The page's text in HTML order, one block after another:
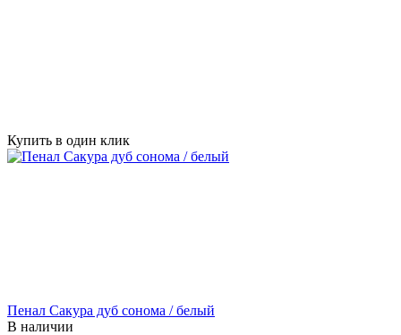
Купить в один клик
Пенал Сакура дуб сонома / белый
В наличии